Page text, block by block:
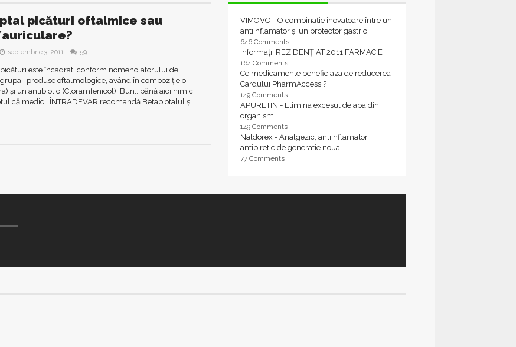
picături oftalmice sau
septembrie 3, 2011 59
este încadrat, conform nomenclatorului de
: produse oftalmologice, având în compoziție o
şi un antibiotic (Cloramfenicol). Bun.. până aici nimic
că medicii ÎNTRADEVAR recomandă Betapiotalul și
VIMOVO - O combinație inovatoare între un
antiinflamator și un protector gastric
646 Comments
Informații REZIDENȚIAT 2011 FARMACIE
164 Comments
Ce medicamente beneficiaza de reducerea
Cardului PharmAccess ?
149 Comments
APURETIN - Elimina excesul de apa din
organism
149 Comments
Naldorex - Analgezic, antiinflamator,
antipiretic de generatie noua
77 Comments